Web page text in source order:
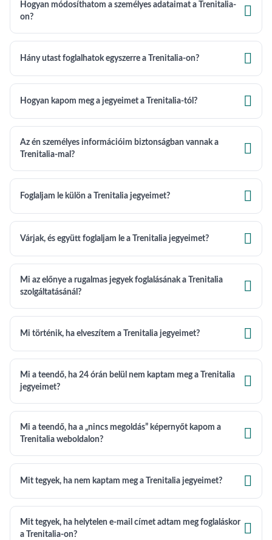
Hogyan módosíthatom a személyes adataimat a Trenitalia-
on?

Hány utast foglalhatok egyszerre a Trenitalia-on? 
Hogyan kapom meg a jegyeimet a Trenitalia-tól? 
Az én személyes információim biztonságban vannak a
Trenitalia-mal?

Foglaljam le külön a Trenitalia jegyeimet? 
Várjak, és együtt foglaljam le a Trenitalia jegyeimet? 
Mi az előnye a rugalmas jegyek foglalásának a Trenitalia
szolgáltatásánál?

Mi történik, ha elveszítem a Trenitalia jegyeimet? 
Mi a teendő, ha 24 órán belül nem kaptam meg a Trenitalia
jegyeimet?

Mi a teendő, ha a „nincs megoldás” képernyőt kapom a
Trenitalia weboldalon?

Mit tegyek, ha nem kaptam meg a Trenitalia jegyeimet? 
Mit tegyek, ha helytelen e-mail címet adtam meg foglaláskor
a Trenitalia-on?
